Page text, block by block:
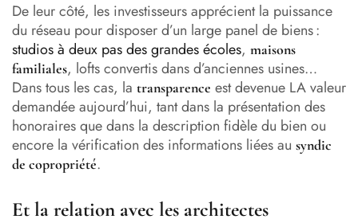
De leur côté, les investisseurs apprécient la puissance
du réseau pour disposer d’un large panel de biens :
studios à deux pas des grandes écoles, maisons
familiales, lofts convertis dans d’anciennes usines…
Dans tous les cas, la transparence est devenue LA valeur
demandée aujourd’hui, tant dans la présentation des
honoraires que dans la description fidèle du bien ou
encore la vérification des informations liées au syndic
de copropriété.
Et la relation avec les architectes